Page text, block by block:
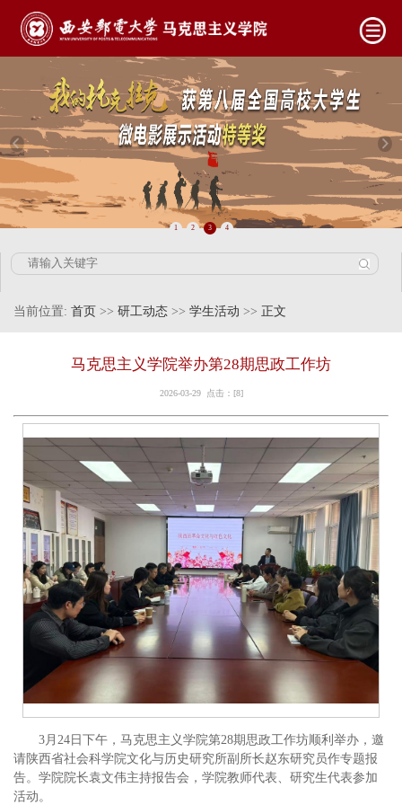
1 2 3 4
当前位置: 首页 >> 研工动态 >> 学生活动 >> 正文
马克思主义学院举办第28期思政工作坊
2026-03-29 点击：[8]
3月24日下午，马克思主义学院第28期思政工作坊顺利举办，邀
请陕西省社会科学院文化与历史研究所副所长赵东研究员作专题报
告。学院院长袁文伟主持报告会，学院教师代表、研究生代表参加
活动。